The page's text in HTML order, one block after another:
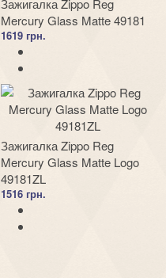
Зажигалка Zippo Reg
Mercury Glass Matte 49181
1619 грн.
Зажигалка Zippo Reg
Mercury Glass Matte Logo
49181ZL
1516 грн.